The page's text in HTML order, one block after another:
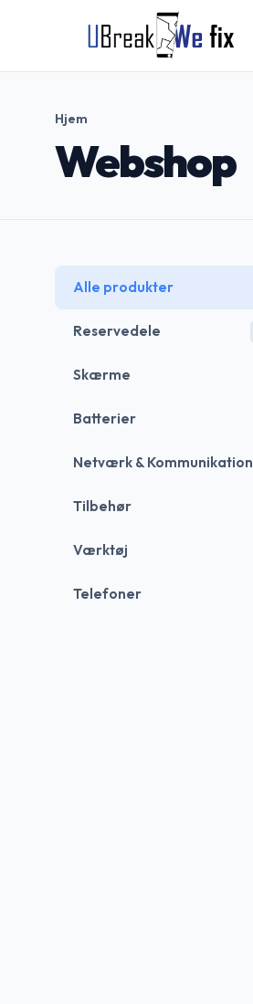
Hjem
Webshop
Alle produkter
Reservedele
Skærme
Batterier
Netværk & Kommunikation
Tilbehør
Værktøj
Telefoner